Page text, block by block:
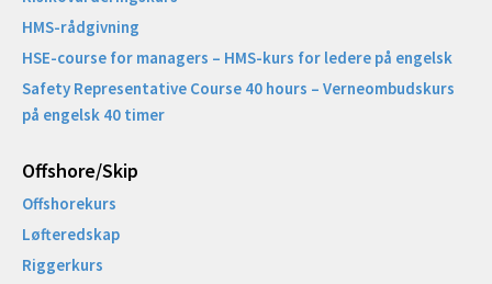
HMS-rådgivning
HSE-course for managers – HMS-kurs for ledere på engelsk
Safety Representative Course 40 hours – Verneombudskurs
på engelsk 40 timer
Offshore/Skip​
Offshorekurs
Løfteredskap
Riggerkurs